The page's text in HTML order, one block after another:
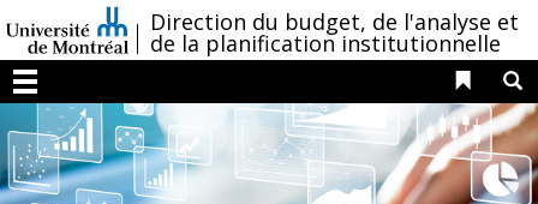
au
contenu
/Direction du budget, de l'analyse et
de la planification institutionnelle
Menu
Liens